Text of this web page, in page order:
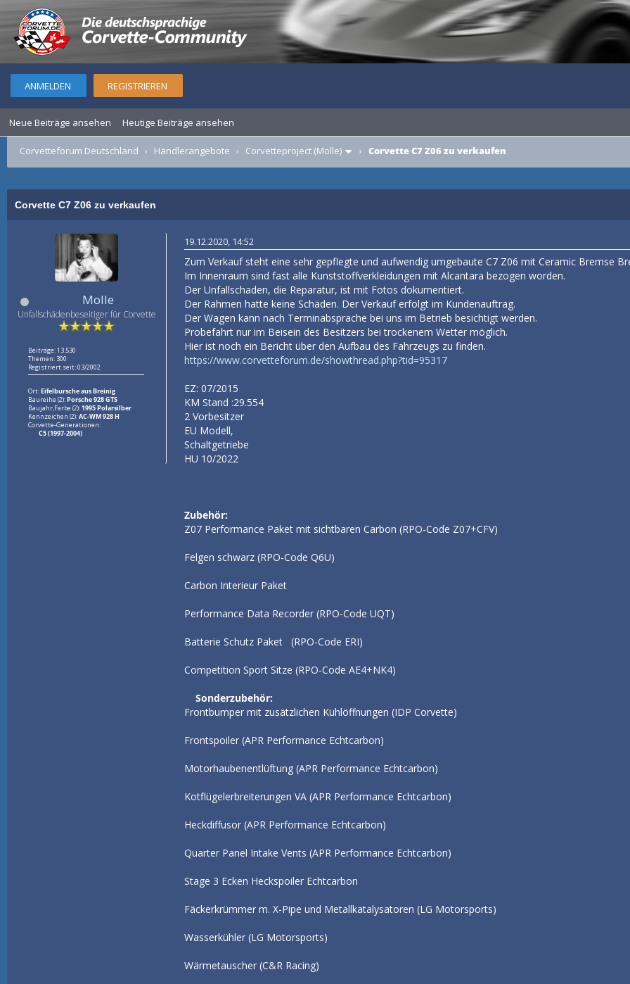
ANMELDEN REGISTRIEREN
Neue Beiträge ansehen Heutige Beiträge ansehen
Corvetteforum Deutschland › Händlerangebote › Corvetteproject (Molle) › Corvette C7 Z06 zu verkaufen
Corvette C7 Z06 zu verkaufen
Molle
Unfallschädenbeseitiger für Corvette
Beiträge: 13.530
Themen: 300
Registriert seit: 03/2002
Ort:Eifelbursche aus Breinig
Baureihe (2):Porsche 928 GTS
Baujahr,Farbe (2):1995 Polarsilber
Kennzeichen (2):AC-WM 928 H
Corvette-Generationen:
C5 (1997-2004)
19.12.2020, 14:52
Zum Verkauf steht eine sehr gepflegte und aufwendig umgebaute C7 Z06 mit Ceramic Bremse
Im Innenraum sind fast alle Kunststoffverkleidungen mit Alcantara bezogen worden.
Der Unfallschaden, die Reparatur, ist mit Fotos dokumentiert.
Der Rahmen hatte keine Schäden. Der Verkauf erfolgt im Kundenauftrag.
Der Wagen kann nach Terminabsprache bei uns im Betrieb besichtigt werden.
Probefahrt nur im Beisein des Besitzers bei trockenem Wetter möglich.
Hier ist noch ein Bericht über den Aufbau des Fahrzeugs zu finden.
https://www.corvetteforum.de/showthread.php?tid=95317
EZ: 07/2015
KM Stand :29.554
2 Vorbesitzer
EU Modell,
Schaltgetriebe
HU 10/2022
Zubehör:
Z07 Performance Paket mit sichtbaren Carbon (RPO-Code Z07+CFV)
Felgen schwarz (RPO-Code Q6U)
Carbon Interieur
Performance Data Recorder (RPO-Code UQT)
Batterie Schutz Paket (RPO-Code ERI)
Competition Sport Sitze (RPO-Code AE4+NK4)
Sonderzubehör:
Frontbumper mit zusätzlichen Kühlöffnungen (IDP Corvette)
Frontspoiler (APR Performance Echtcarbon)
Motorhaubenentlüftung (APR Performance Echtcarbon)
Kotflügelerbreiterungen VA (APR Performance Echtcarbon)
Heckdiffusor (APR Performance Echtcarbon)
Quarter Panel Intake Vents (APR Performance Echtcarbon)
Stage 3 Ecken Heckspoiler Echtcarbon
Fäckerkrümmer m. X-Pipe und Metallkatalysatoren (LG Motorsports)
Wasserkühler (LG Motorsports)
Wärmetauscher (C&R Racing)